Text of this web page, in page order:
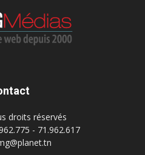
droits réservés
- 71.962.617